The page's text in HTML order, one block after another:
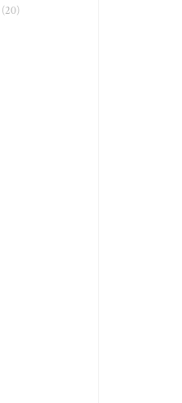
(20)